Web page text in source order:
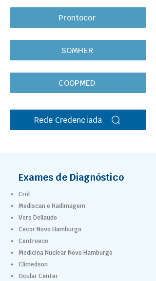
Prontocor
SOMHER
COOPMED
Rede Credenciada
Exames de Diagnóstico
Crol
Mediscan e Radimagem
Vero Dellaudo
Cecor Novo Hamburgo
Centroeco
Medicina Nuclear Novo Hamburgo
Climedson
Ocular Center